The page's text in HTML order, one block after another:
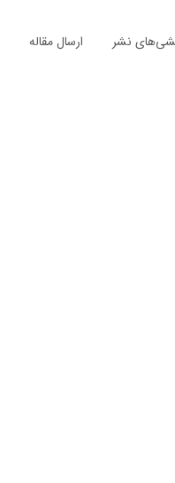
نشر ارسال مقاله